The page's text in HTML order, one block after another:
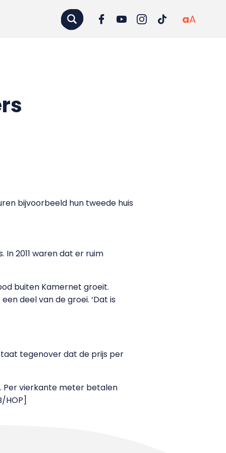
aA
bijvoorbeeld hun tweede huis
In 2011 waren dat er ruim
buiten Kamernet groeit.
deel van de groei. ‘Dat is
tegenover dat de prijs per
Per vierkante meter betalen
HOP]